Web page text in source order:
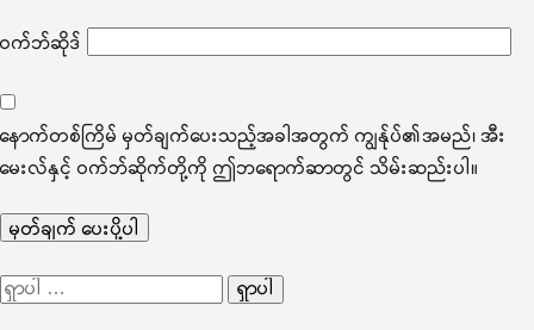
ဝက်ဘ်ဆိုဒ်
နောက်တစ်ကြိမ် မှတ်ချက်ပေးသည့်အခါအတွက် ကျွန်ုပ်၏အမည်၊ အီး
မေးလ်နှင့် ဝက်ဘ်ဆိုက်တို့ကို ဤဘရောက်ဆာတွင် သိမ်းဆည်းပါ။
ရှာ